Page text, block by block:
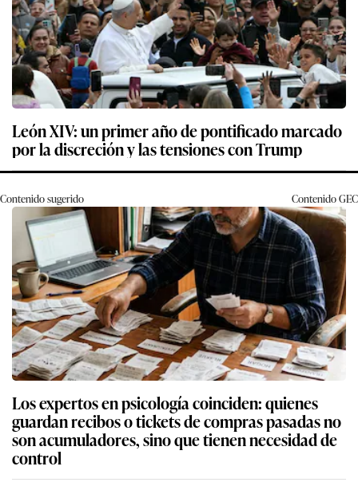
León XIV: un primer año de pontificado marcado
por la discreción y las tensiones con Trump
Contenido sugerido ContenidoGEC
Los expertos en psicología coinciden: quienes
guardan recibos o tickets de compras pasadas no
son acumuladores, sino que tienen necesidad de
control